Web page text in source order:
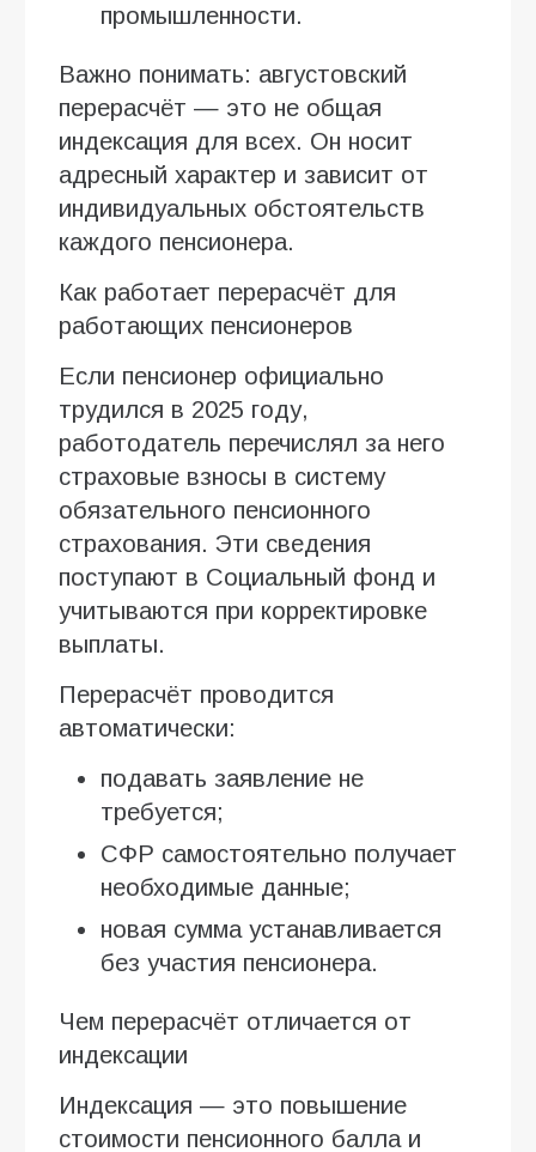
промышленности.
Важно понимать: августовский
перерасчёт — это не общая
индексация для всех. Он носит
адресный характер и зависит от
индивидуальных обстоятельств
каждого пенсионера.
Как работает перерасчёт для
работающих пенсионеров
Если пенсионер официально
трудился в 2025 году,
работодатель перечислял за него
страховые взносы в систему
обязательного пенсионного
страхования. Эти сведения
поступают в Социальный фонд и
учитываются при корректировке
выплаты.
Перерасчёт проводится
автоматически:
подавать заявление не
требуется;
СФР самостоятельно получает
необходимые данные;
новая сумма устанавливается
без участия пенсионера.
Чем перерасчёт отличается от
индексации
Индексация — это повышение
стоимости пенсионного балла и